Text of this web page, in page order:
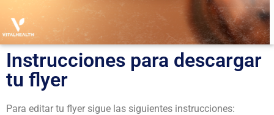
Instrucciones para descargar
tu flyer
Para editar tu flyer sigue las siguientes instrucciones: